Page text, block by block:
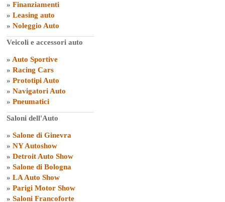
» Finanziamenti
» Leasing auto
» Noleggio Auto
Veicoli e accessori auto
» Auto Sportive
» Racing Cars
» Prototipi Auto
» Navigatori Auto
» Pneumatici
Saloni dell'Auto
» Salone di Ginevra
» NY Autoshow
» Detroit Auto Show
» Salone di Bologna
» LA Auto Show
» Parigi Motor Show
» Saloni Francoforte